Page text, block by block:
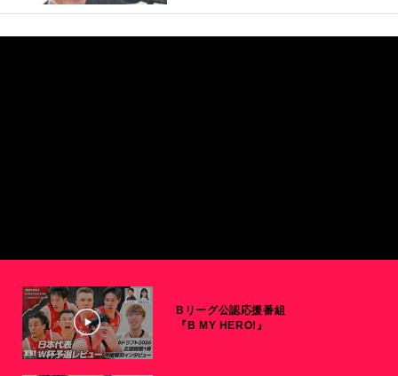
Bリーグ公認応援番組
『B MY HERO!』